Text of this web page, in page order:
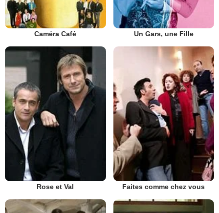
Caméra Café Un Gars, une Fille
Rose et Val Faites comme chez vous